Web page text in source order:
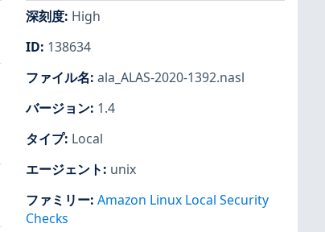
深刻度: High
ID: 138634
ファイル名: ala_ALAS-2020-1392.nasl
バージョン: 1.4
タイプ: Local
エージェント: unix
ファミリー: Amazon Linux Local Security
Checks